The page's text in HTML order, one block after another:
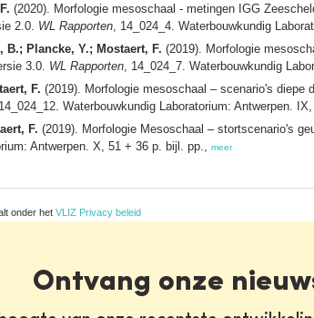
(2020). Morfologie mesoschaal - metingen IGG
2.0. WL Rapporten , 14_024_4. Waterbouwkundig
B.; Plancke, Y.; Mostaert, F. (2019). Morfologie
3.0. WL Rapporten , 14_024_7. Waterbouwkundig
F. (2019). Morfologie mesoschaal – scenario's diepe
14_024_12. Waterbouwkundig Laboratorium: Antwerpen.
F. (2019). Morfologie Mesoschaal – stortscenario's
Antwerpen. X, 51 + 36 p. bijl. pp., meer
onder het VLIZ Privacy beleid
Ontvang onze